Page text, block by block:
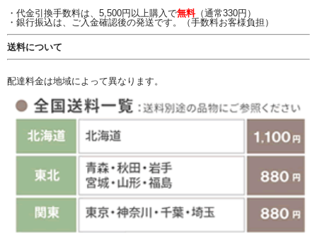
・代金引換手数料は、5,500円以上購入で無料（通常330円）
・銀行振込は、ご入金確認後の発送です。（手数料お客様負担）
送料について
配達料金は地域によって異なります。